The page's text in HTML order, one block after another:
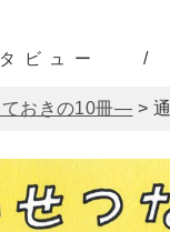
ビュー
おきの10冊― >